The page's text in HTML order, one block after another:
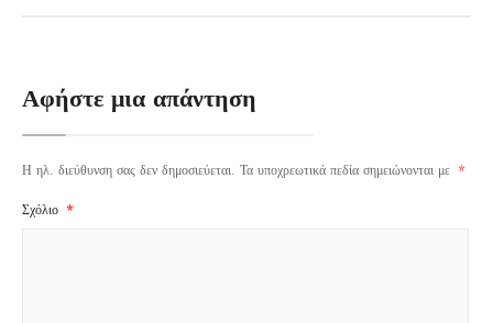
Αφήστε μια απάντηση
Η ηλ. διεύθυνση σας δεν δημοσιεύεται. Τα υποχρεωτικά πεδία σημειώνονται με *
Σχόλιο *